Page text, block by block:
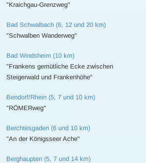
"Kraichgau-Grenzweg"
Bad Schwalbach (6, 12 und 20 km)
"Schwalben Wanderweg"
Bad Windsheim (10 km)
"Frankens gemütliche Ecke zwischen
Steigerwald und Frankenhöhe"
Bendorf/Rhein (5, 7 und 10 km)
"RÖMERweg"
Berchtesgaden (6 und 10 km)
"An der Königsseer Ache"
Berghaupten (5, 7 und 14 km)